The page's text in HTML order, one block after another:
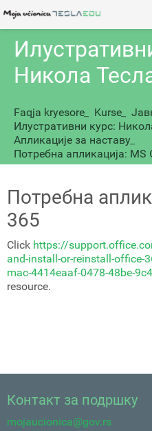
Никола
Faqja kryesore_ Kurse_
Илустративни курс:
Апликације за наставу_
Потребна апликација: MS
Потребна
365
Click https://
and-install-or-reinstall-office-
mac-4414eaaf-0478-48be-
resource.
Контакт за подршку
mojaucionica@gov.rs